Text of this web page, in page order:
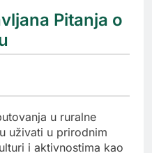
Pitanja o
u ruralne
uživati u prirodnim
i aktivnostima kao